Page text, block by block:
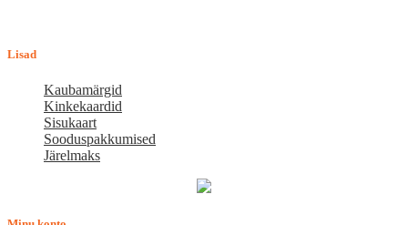
Lisad
Kaubamärgid
Kinkekaardid
Sisukaart
Sooduspakkumised
Järelmaks